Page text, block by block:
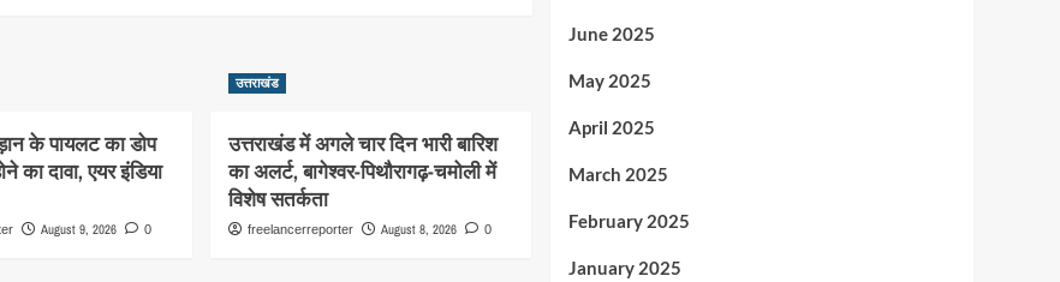
के पायलट का डोप
का दावा, एयर इंडिया
August 9, 2026 0
उत्तराखंड
उत्तराखंड में अगले चार दिन भारी बारिश
का अलर्ट, बागेश्वर-पिथौरागढ़-चमोली में
विशेष सतर्कता
freelancerreporter August 8, 2026 0
June 2025
May 2025
April 2025
March 2025
February 2025
January 2025